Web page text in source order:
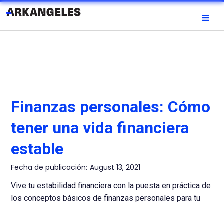
Finanzas personales: Cómo
tener una vida financiera
estable
Fecha de publicación: August 13, 2021
Vive tu estabilidad financiera con la puesta en práctica de
los conceptos básicos de finanzas personales para tu